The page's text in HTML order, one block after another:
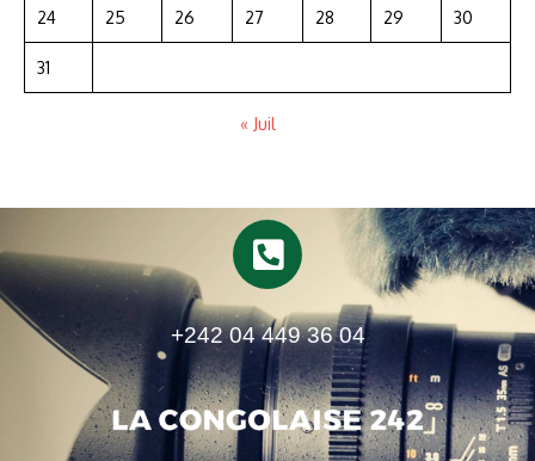
24 25 26 27 28 29 30
31
« Juil
+242 04 449 36 04